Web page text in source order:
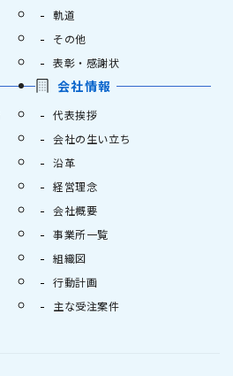
軌道
その他
表彰・感謝状
会社情報
代表挨拶
会社の生い立ち
沿革
経営理念
会社概要
事業所一覧
組織図
行動計画
主な受注案件